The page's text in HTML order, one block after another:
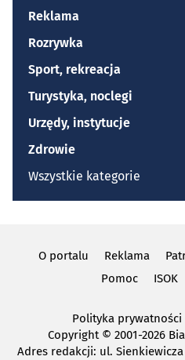
Reklama
Rozrywka
Sport, rekreacja
Turystyka, noclegi
Urzędy, instytucje
Zdrowie
Wszystkie kategorie
O portalu Reklama
Pomoc
ISOK
Polityka prywatności
Copyright© 2001-2026
Adres redakcji: ul.